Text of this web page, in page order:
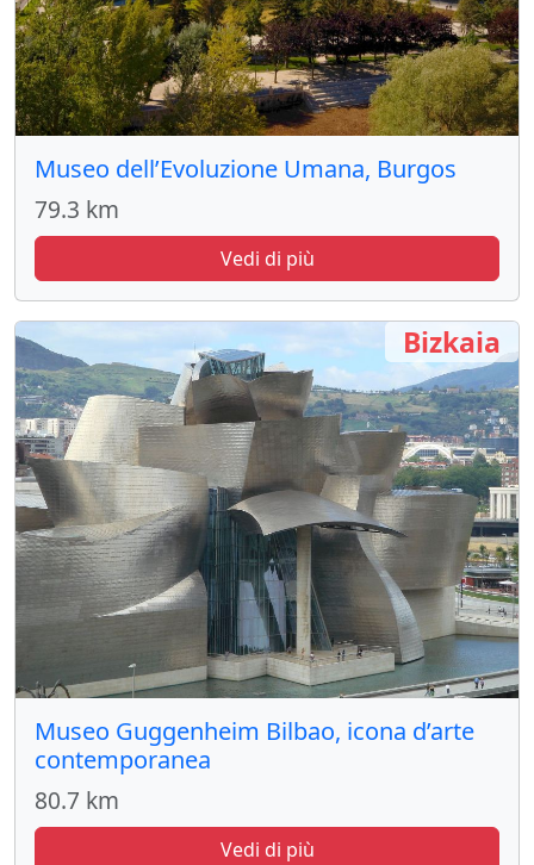
Museo dell’Evoluzione Umana, Burgos
79.3 km
Vedi di più
Museo Guggenheim Bilbao, icona d’arte
contemporanea
80.7 km
Vedi di più
Bizkaia